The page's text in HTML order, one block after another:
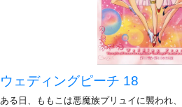
ウェディングピーチ 18
ある日、ももこは悪魔族プリュイに襲われ